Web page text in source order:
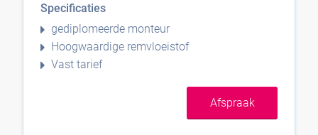
Specificaties
gediplomeerde monteur
Hoogwaardige remvloeistof
Vast tarief
Afspraak